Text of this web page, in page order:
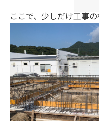
ここで、少しだけ工事